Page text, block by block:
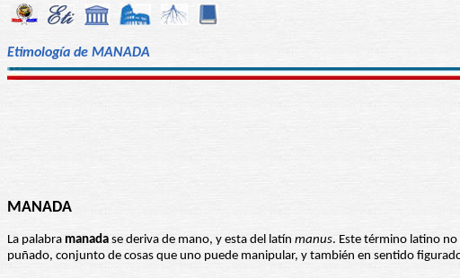
Etimología de MANADA
MANADA
La palabra manada se deriva de mano, y esta del latín manus. Este término latino
puñado, conjunto de cosas que uno puede manipular, y también en sentido